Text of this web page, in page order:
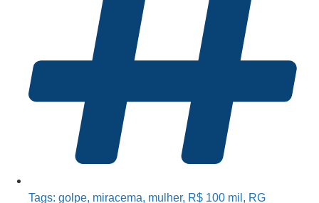
Tags: golpe, miracema, mulher, R$ 100 mil , RG